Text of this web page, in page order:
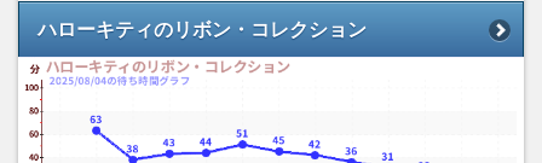
ハローキティのリボン・コレクション